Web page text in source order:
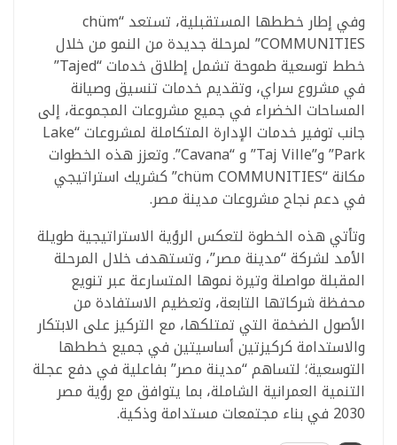
وفي إطار خططها المستقبلية، تستعد “chüm
COMMUNITIES” لمرحلة جديدة من النمو من خلال
خطط توسعية طموحة تشمل إطلاق خدمات “Tajed”
في مشروع سراي، وتقديم خدمات تنسيق وصيانة
المساحات الخضراء في جميع مشروعات المجموعة، إلى
جانب توفير خدمات الإدارة المتكاملة لمشروعات “Lake
Park” و”Taj Ville” و “Cavana”. وتعزز هذه الخطوات
مكانة “chüm COMMUNITIES” كشريك استراتيجي
في دعم نجاح مشروعات مدينة مصر.
وتأتي هذه الخطوة لتعكس الرؤية الاستراتيجية طويلة
الأمد لشركة “مدينة مصر”، وتستهدف خلال المرحلة
المقبلة مواصلة وتيرة نموها المتسارعة عبر تنويع
محفظة شركاتها التابعة، وتعظيم الاستفادة من
الأصول الضخمة التي تمتلكها، مع التركيز على الابتكار
والاستدامة كركيزتين أساسيتين في جميع خططها
التوسعية؛ لتساهم “مدينة مصر” بفاعلية في دفع عجلة
التنمية العمرانية الشاملة، بما يتوافق مع رؤية مصر
2030 في بناء مجتمعات مستدامة وذكية.